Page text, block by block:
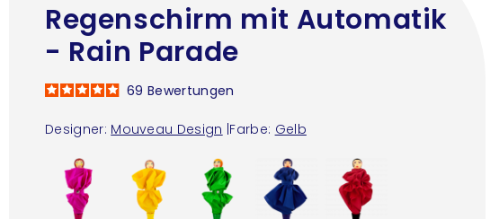
Regenschirm mit Automatik
- Rain Parade
Designer: Mouveau Design Farbe: Gelb
69 Bewertungen